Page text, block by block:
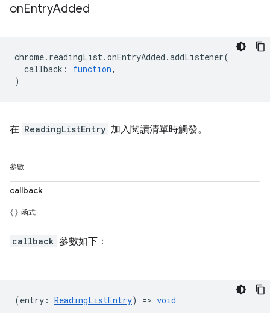
onEntryAdded
chrome. readingList .onEntryAdded .addListener(
callback : function,
)
在 ReadingListEntry 加入閱讀清單時觸發。
參數
callback
函式
callback 參數如下：
(entry : ReadingListEntry) => void